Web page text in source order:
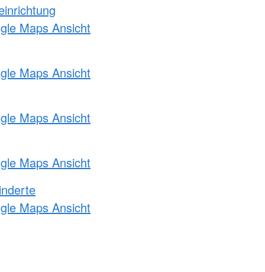
Maps Ansicht
Maps Ansicht
Maps Ansicht
Maps Ansicht
Maps Ansicht